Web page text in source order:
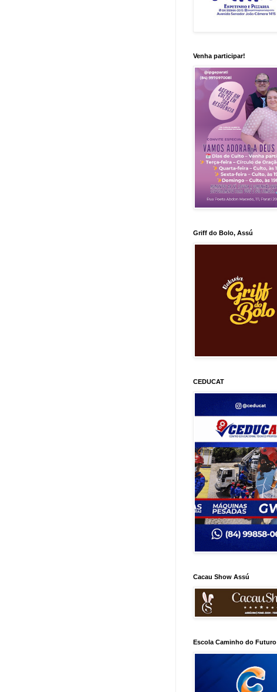
Venha participar!
Griff do Bolo, Assú
CEDUCAT
Cacau Show Assú
Escola Caminho do Futuro